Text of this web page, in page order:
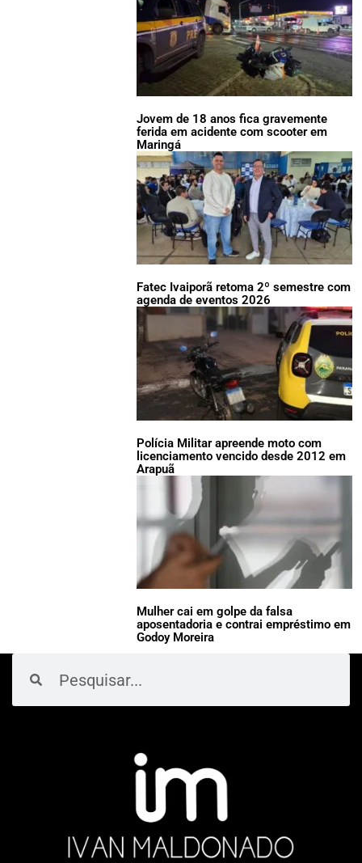
Jovem de 18 anos fica gravemente
ferida em acidente com scooter em
Maringá
Fatec Ivaiporã retoma 2º semestre com
agenda de eventos 2026
Polícia Militar apreende moto com
licenciamento vencido desde 2012 em
Arapuã
Mulher cai em golpe da falsa
aposentadoria e contrai empréstimo em
Godoy Moreira